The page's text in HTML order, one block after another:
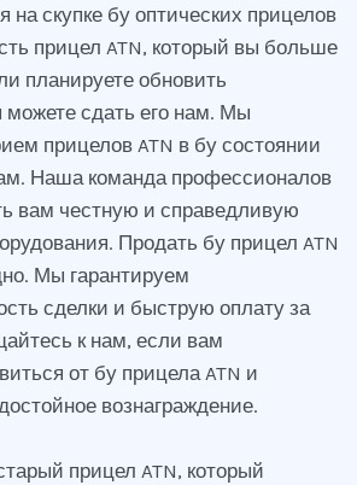
на скупке бу оптических прицелов
прицел ATN, который вы больше
планируете обновить
можете сдать его нам. Мы
прицелов ATN в бу состоянии
Наша команда профессионалов
вам честную и справедливую
Продать бу прицел ATN
Мы гарантируем
сделки и быструю оплату за
к нам, если вам
от бу прицела ATN и
вознаграждение.
прицел ATN, который